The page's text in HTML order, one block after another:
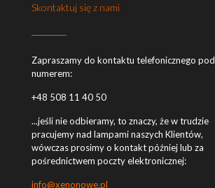
Skontaktuj się z nami
Zapraszamy do kontaktu telefonicznego pod
numerem:
+48 508 11 40 50
...jeśli nie odbieramy, to znaczy, że w trudzie
pracujemy nad lampami naszych Klientów,
wówczas prosimy o kontakt później lub za
pośrednictwem poczty elektronicznej:
info@xenonowe.pl